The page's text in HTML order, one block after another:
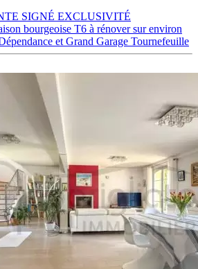
SIGNÉ EXCLUSIVITÉ
bourgeoise T6 à rénover sur environ
et Grand Garage Tournefeuille